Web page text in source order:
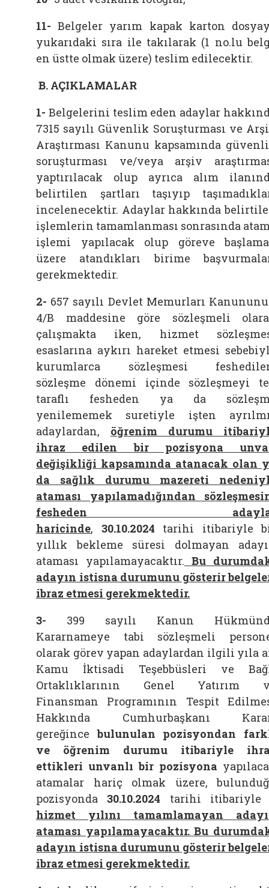
11- Belgeler yarım kapak karton
yukarıdaki sıra ile takılarak (1 no.lu
en üstte olmak üzere) teslim edilecektir.
B. AÇIKLAMALAR
1- Belgelerini teslim eden adaylar
7315 sayılı Güvenlik Soruşturması ve
Araştırması Kanunu kapsamında
soruşturması ve/veya arşiv
yaptırılacak olup ayrıca alım
belirtilen şartları taşıyıp
incelenecektir. Adaylar hakkında
işlemlerin tamamlanması sonrasında
işlemi yapılacak olup göreve
üzere atandıkları birime
gerekmektedir.
2- 657 sayılı Devlet Memurları
4/B maddesine göre sözleşmeli
çalışmakta iken, hizmet
esaslarına aykırı hareket etmesi
kurumlarca sözleşmesi
sözleşme dönemi içinde sözleşmeyi
taraflı fesheden ya da
yenilememek suretiyle işten
adaylardan,
öğrenim durumu
ihraz edilen bir pozisyona
değişikliği kapsamında atanacak olan
da sağlık durumu mazereti
ataması yapılamadığından
fesheden
haricinde, 30.10.2024
tarihi itibariyle
yıllık bekleme süresi dolmayan
ataması yapılamayacaktır. Bu
adayın istisna durumunu gösterir
ibraz etmesi gerekmektedir.
3-
399 sayılı Kanun
Kararnameye tabi sözleşmeli
olarak görev yapan adaylardan ilgili yıla
Kamu İktisadi Teşebbüsleri ve
Ortaklıklarının Genel Yatırım
Finansman Programının Tespit
Hakkında Cumhurbaşkanı
gereğince bulunulan pozisyondan
ve öğrenim durumu itibariyle
ettikleri unvanlı bir pozisyona
atamalar hariç olmak üzere,
pozisyonda
30.10.2024
tarihi itibariyle
hizmet yılını tamamlamayan
ataması yapılamayacaktır. Bu
adayın istisna durumunu gösterir
ibraz etmesi gerekmektedir.